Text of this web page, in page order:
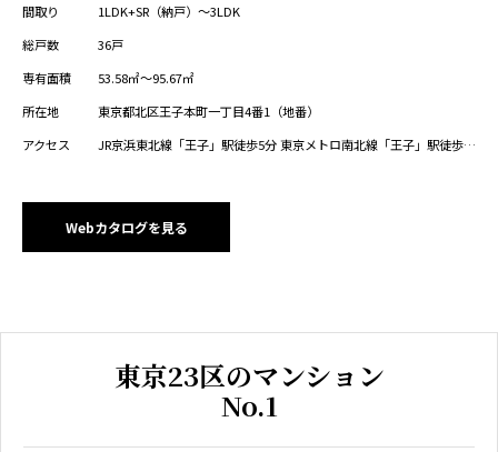
間取り
1LDK+SR（納戸）～3LDK
総戸数
36戸
専有面積
53.58㎡～95.67㎡
所在地
東京都北区王子本町一丁目4番1（地番）
アクセス
JR京浜東北線「王子」駅徒歩5分 東京メトロ南北線「王子」駅徒歩6
Webカタログを見る
東京23区のマンション
No.1